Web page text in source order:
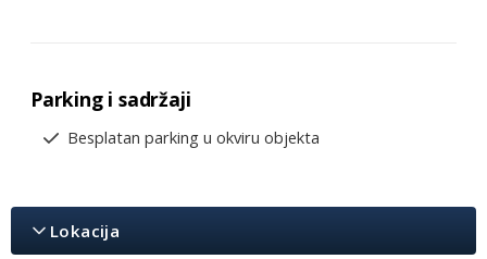
Parking i sadržaji
Besplatan parking u okviru objekta
Lokacija